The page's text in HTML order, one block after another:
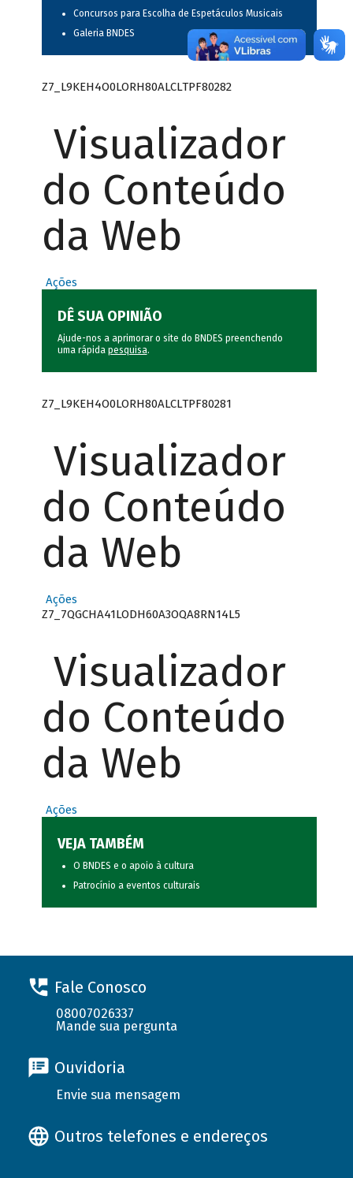
Concursos para Escolha de Espetáculos Musicais
Galeria BNDES
Z7_L9KEH4O0LORH80ALCLTPF80282
Visualizador
do Conteúdo
da Web
Ações
DÊ SUA OPINIÃO
Ajude-nos a aprimorar o site do BNDES preenchendo
uma rápida pesquisa.
Z7_L9KEH4O0LORH80ALCLTPF80281
Visualizador
do Conteúdo
da Web
Ações
Z7_7QGCHA41LODH60A3OQA8RN14L5
Visualizador
do Conteúdo
da Web
Ações
VEJA TAMBÉM
O BNDES e o apoio à cultura
Patrocínio a eventos culturais
Fale Conosco
08007026337
Mande sua pergunta
Ouvidoria
Envie sua mensagem
Outros telefones e endereços